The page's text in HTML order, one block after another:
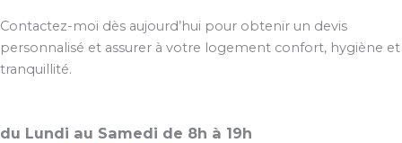
Contactez-moi dès aujourd’hui pour obtenir un devis
personnalisé et assurer à votre logement confort, hygiène et
tranquillité.
du Lundi au Samedi de 8h à 19h